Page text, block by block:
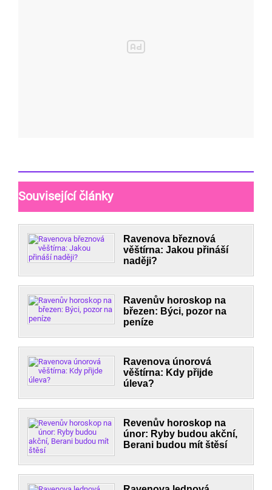
Související články
Ravenova březnová
věštírna: Jakou přináší
naději?
Ravenův horoskop na
březen: Býci, pozor na
peníze
Ravenova únorová
věštírna: Kdy přijde
úleva?
Revenův horoskop na
únor: Ryby budou akční,
Berani budou mít štěsí